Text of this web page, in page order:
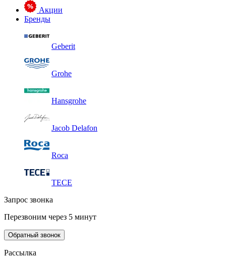
Акции
Бренды
Geberit
Grohe
Hansgrohe
Jacob Delafon
Roca
TECE
Запрос звонка
Перезвоним через 5 минут
Обратный звонок
Рассылка